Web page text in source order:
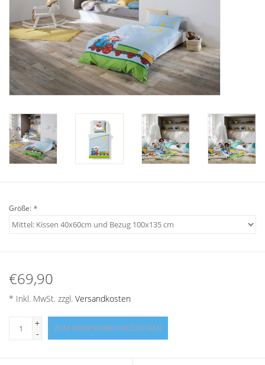
Haus-Bademäntel
Plaids, Decken, Kissen
Mode & Accessoires
Tisch & Küche
Geschenkideen und
Angebote
Info-Service
Größe: *
€69,90
* Inkl. MwSt. zzgl. Versandkosten
+
-
ZUM WARENKORB HINZUFÜGEN